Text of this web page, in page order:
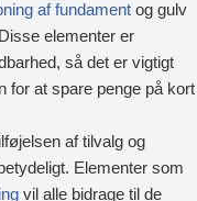
af fundament og gulv
elementer er
så det er vigtigt
for at spare penge på kort
af tilvalg og
Elementer som
vil alle bidrage til de